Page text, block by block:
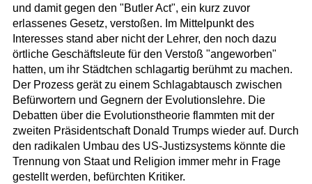
und damit gegen den "Butler Act", ein kurz zuvor
erlassenes Gesetz, verstoßen. Im Mittelpunkt des
Interesses stand aber nicht der Lehrer, den noch dazu
örtliche Geschäftsleute für den Verstoß "angeworben"
hatten, um ihr Städtchen schlagartig berühmt zu machen.
Der Prozess gerät zu einem Schlagabtausch zwischen
Befürwortern und Gegnern der Evolutionslehre. Die
Debatten über die Evolutionstheorie flammten mit der
zweiten Präsidentschaft Donald Trumps wieder auf. Durch
den radikalen Umbau des US-Justizsystems könnte die
Trennung von Staat und Religion immer mehr in Frage
gestellt werden, befürchten Kritiker.